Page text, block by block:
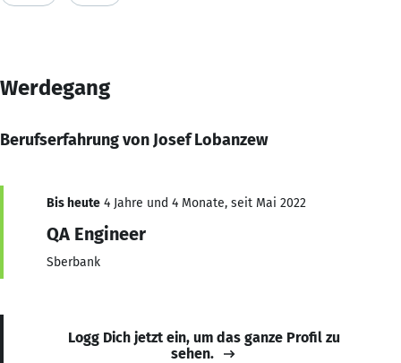
Werdegang
Berufserfahrung von Josef Lobanzew
Bis heute 4 Jahre und 4 Monate, seit Mai 2022
QA Engineer
Sberbank
Logg Dich jetzt ein, um das ganze Profil zu
sehen.